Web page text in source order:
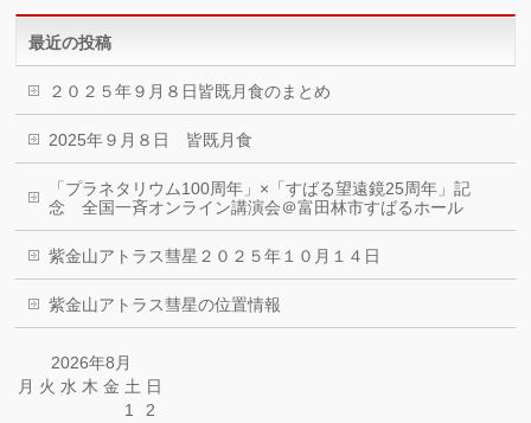
最近の投稿
２０２５年９月８日皆既月食のまとめ
2025年９月８日 皆既月食
「プラネタリウム100周年」×「すばる望遠鏡25周年」記
念 全国一斉オンライン講演会＠富田林市すばるホール
紫金山アトラス彗星２０２５年１０月１４日
紫金山アトラス彗星の位置情報
2026年8月
月 火 水 木 金 土 日
1
2